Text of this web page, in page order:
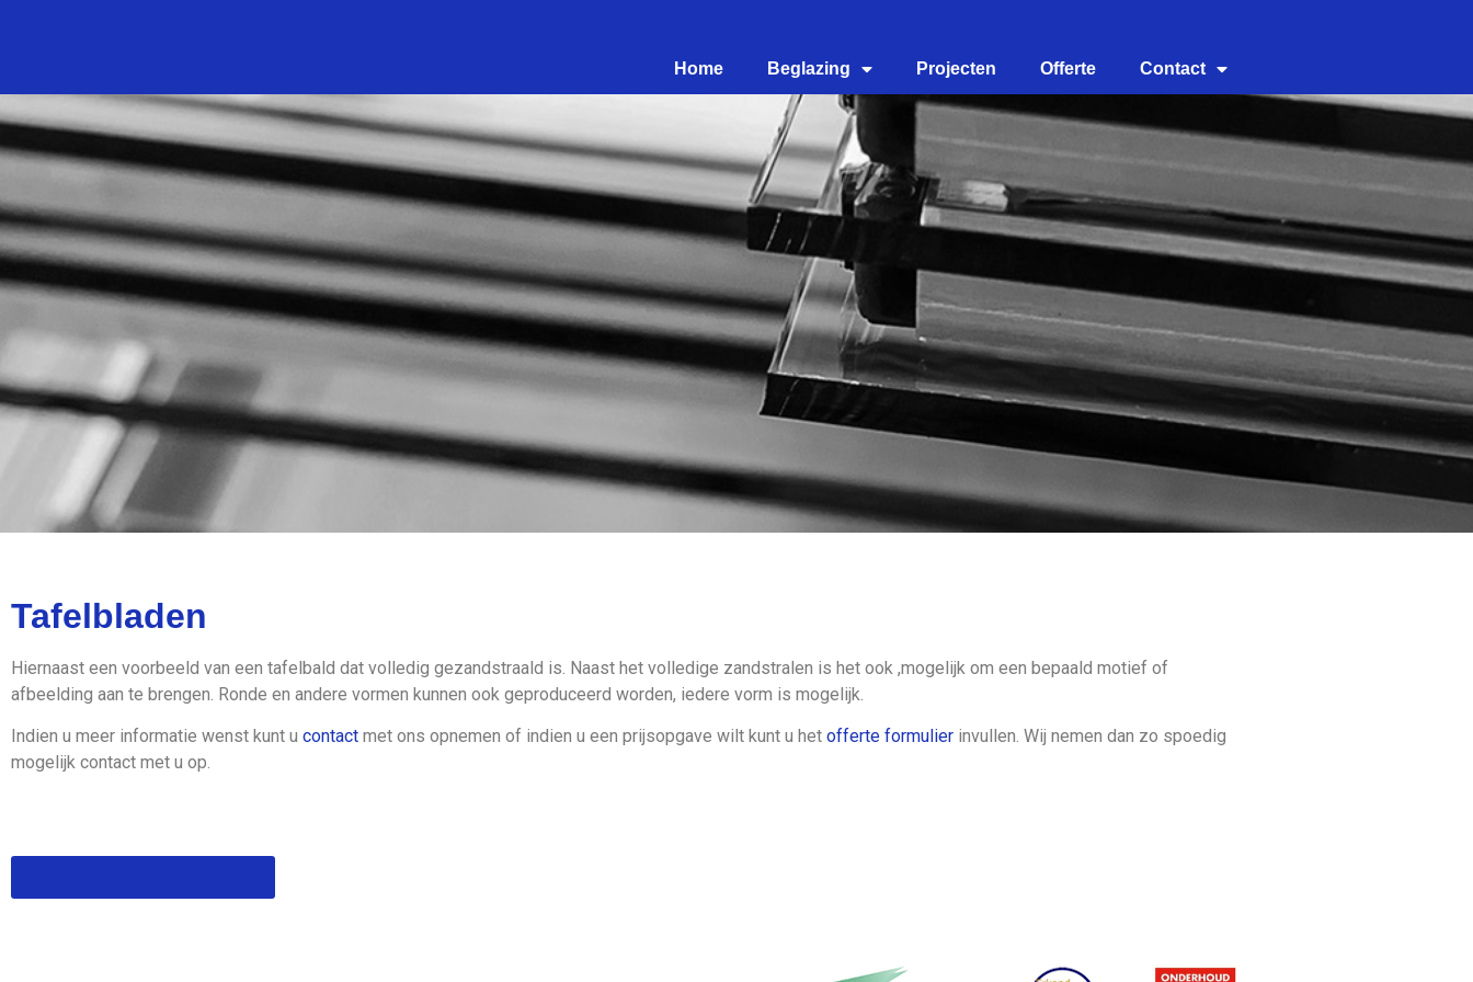
Home Beglazing Projecten Offerte Contact
De Glaszetter in Tilburg
Onze klanten waarderen ons met een 9.4.
Tafelbladen
Hiernaast een voorbeeld van een tafelbald dat volledig gezandstraald is. Naast het volledige zandstralen is het ook ,mogelijk om een bepaald motief of
afbeelding aan te brengen. Ronde en andere vormen kunnen ook geproduceerd worden, iedere vorm is mogelijk.
Indien u meer informatie wenst kunt u contact met ons opnemen of indien u een prijsopgave wilt kunt u het offerte formulier invullen. Wij nemen dan zo spoedig
mogelijk contact met u op.